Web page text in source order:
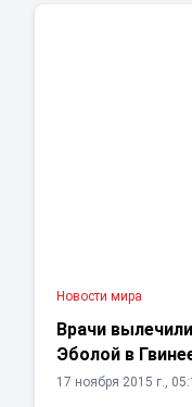
Новости мира
Врачи
Эболой в
17 ноября 2015 г.,